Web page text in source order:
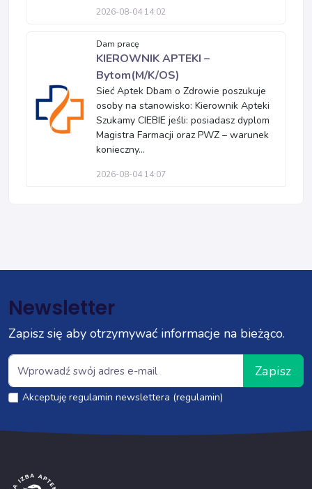
2026-08-04 14:02
Dam pracę
KIEROWNIK APTEKI –
Bytom(M/K/OS)
Sieć Aptek Dbam o Zdrowie poszukuje
osoby na stanowisko: Kierownik Apteki
Szukamy CIEBIE jeśli: posiadasz dyplom
Magistra Farmacji oraz PWZ – warunek
konieczny...
2026-08-04 14:07
Newsletter
Zapisz się aby otrzymywać informacje na bieżąco.
Zapisz
Akceptuję regulamin newslettera (regulamin)